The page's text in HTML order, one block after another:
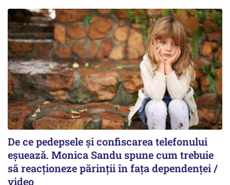
De ce pedepsele și confiscarea telefonului
eșuează. Monica Sandu spune cum trebuie
să reacționeze părinții în fața dependenței /
video